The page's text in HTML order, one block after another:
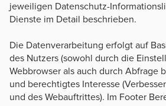
jeweiligen Datenschutz-
Dienste im Detail beschrieben.
Die Datenverarbeitung erfolgt auf
des Nutzers (sowohl durch die
Webbrowser als auch durch Abfrage
und berechtigtes Interesse
und des Webauftrittes). Im Footer